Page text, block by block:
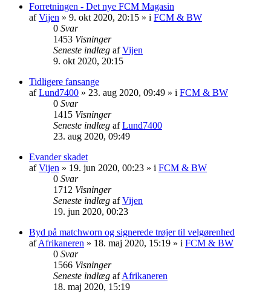
Forretningen - Det nye FCM Magasin
afVijen » 9. okt 2020, 20:15 » i FCM & BW
0 Svar
1453 Visninger
Seneste indlæg afVijen
9. okt 2020, 20:15
Tidligere fansange
afLund7400 » 23. aug 2020, 09:49 » i FCM & BW
0 Svar
1415 Visninger
Seneste indlæg afLund7400
23. aug 2020, 09:49
Evander skadet
afVijen » 19. jun 2020, 00:23 » i FCM & BW
0 Svar
1712 Visninger
Seneste indlæg afVijen
19. jun 2020, 00:23
Byd på matchworn og signerede trøjer til velgørenhed
afAfrikaneren » 18. maj 2020, 15:19 » i FCM & BW
0 Svar
1566 Visninger
Seneste indlæg afAfrikaneren
18. maj 2020, 15:19